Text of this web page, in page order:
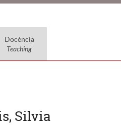
Docència
Teaching
Silvia